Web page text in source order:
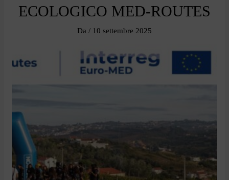
ECOLOGICO MED-ROUTES
Da / 10 settembre 2025